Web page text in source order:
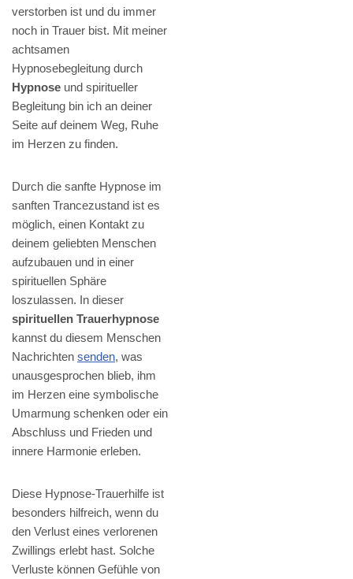
verstorben ist und du immer
noch in Trauer bist. Mit meiner
achtsamen
Hypnosebegleitung durch
Hypnose und spiritueller
Begleitung bin ich an deiner
Seite auf deinem Weg, Ruhe
im Herzen zu finden.
Durch die sanfte Hypnose im
sanften Trancezustand ist es
möglich, einen Kontakt zu
deinem geliebten Menschen
aufzubauen und in einer
spirituellen Sphäre
loszulassen. In dieser
spirituellen Trauerhypnose
kannst du diesem Menschen
Nachrichten senden, was
unausgesprochen blieb, ihm
im Herzen eine symbolische
Umarmung schenken oder ein
Abschluss und Frieden und
innere Harmonie erleben.
Diese Hypnose-Trauerhilfe ist
besonders hilfreich, wenn du
den Verlust eines verlorenen
Zwillings erlebt hast. Solche
Verluste können Gefühle von